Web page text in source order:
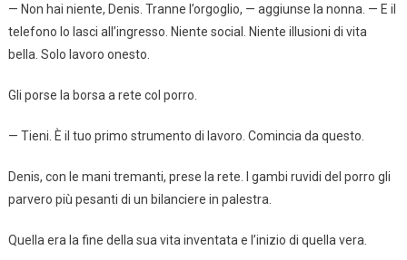
— Non hai niente, Denis. Tranne l’orgoglio, — aggiunse la nonna. — E il
telefono lo lasci all’ingresso. Niente social. Niente illusioni di vita
bella. Solo lavoro onesto.
Gli porse la borsa a rete col porro.
— Tieni. È il tuo primo strumento di lavoro. Comincia da questo.
Denis, con le mani tremanti, prese la rete. I gambi ruvidi del porro gli
parvero più pesanti di un bilanciere in palestra.
Quella era la fine della sua vita inventata e l’inizio di quella vera.